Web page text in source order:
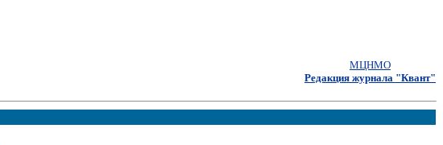
МЦНМО
Редакция журнала "Квант"